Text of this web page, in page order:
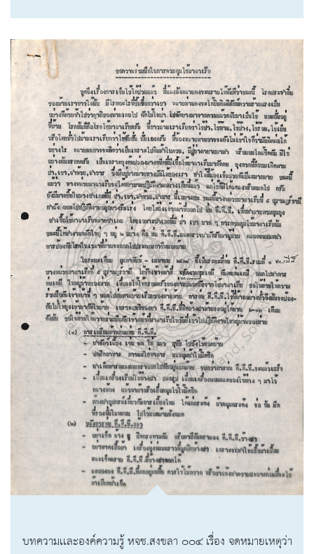
บทความเเละองค์ความรู้ หจช.สงขลา ๐๐๔ เรื่อง จดหมายเหตุว่า